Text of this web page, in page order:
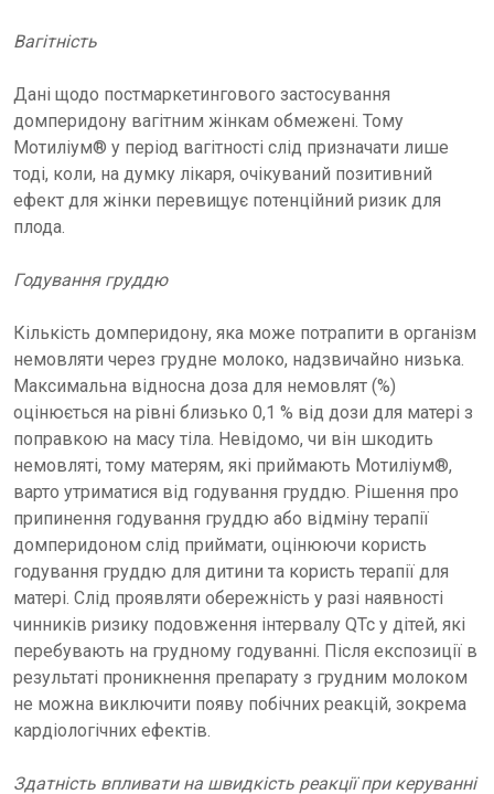
Вагітність
Дані щодо постмаркетингового застосування
домперидону вагітним жінкам обмежені. Тому
Мотиліум® у період вагітності слід призначати лише
тоді, коли, на думку лікаря, очікуваний позитивний
ефект для жінки перевищує потенційний ризик для
плода.
Годування груддю
Кількість домперидону, яка може потрапити в організм
немовляти через грудне молоко, надзвичайно низька.
Максимальна відносна доза для немовлят (%)
оцінюється на рівні близько 0,1 % від дози для матері з
поправкою на масу тіла. Невідомо, чи він шкодить
немовляті, тому матерям, які приймають Мотиліум®,
варто утриматися від годування груддю. Рішення про
припинення годування груддю або відміну терапії
домперидоном слід приймати, оцінюючи користь
годування груддю для дитини та користь терапії для
матері. Слід проявляти обережність у разі наявності
чинників ризику подовження інтервалу QTc у дітей, які
перебувають на грудному годуванні. Після експозиції в
результаті проникнення препарату з грудним молоком
не можна виключити появу побічних реакцій, зокрема
кардіологічних ефектів.
Здатність впливати на швидкість реакції при керуванні